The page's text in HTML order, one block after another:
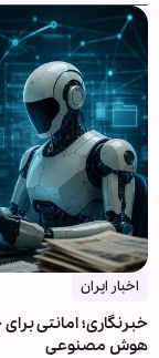
اخبار ایران
خبرنگاری؛ امانتی
هوش مصنوعی